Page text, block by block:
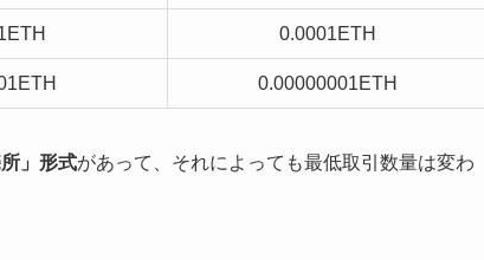
0.0001ETH
0.00000001ETH
」形式があって、それによっても最低取引数量は変わ